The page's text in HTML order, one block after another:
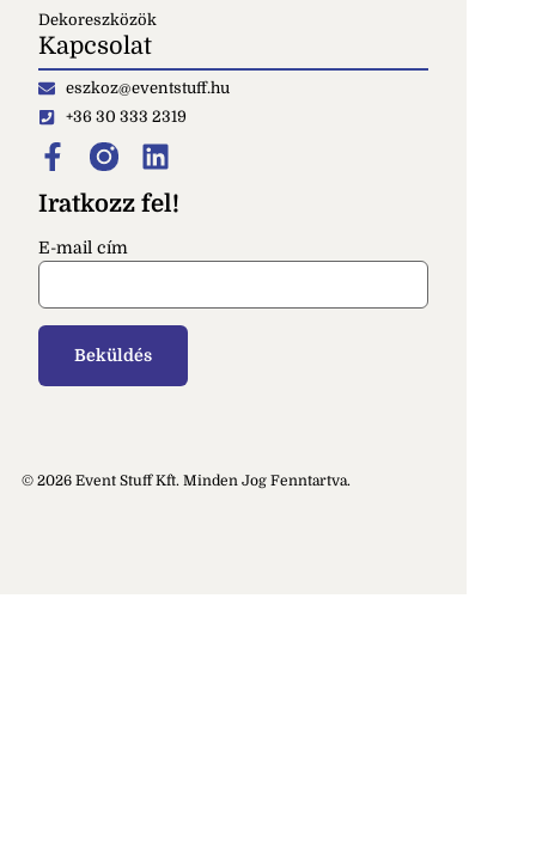
Dekoreszközök
Kapcsolat
eszkoz@eventstuff.hu
+36 30 333 2319
Iratkozz fel!
E-mail cím
© 2026 Event Stuff Kft. Minden Jog Fenntartva.